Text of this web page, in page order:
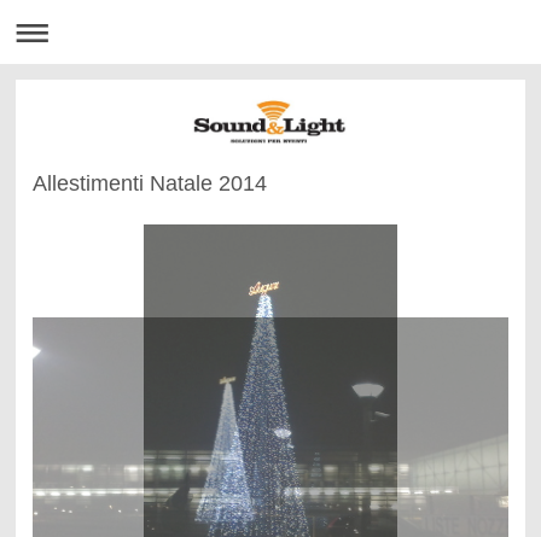
Allestimenti Natale 2014